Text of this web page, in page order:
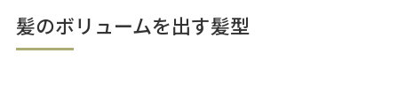
髪のボリュームを出す髪型